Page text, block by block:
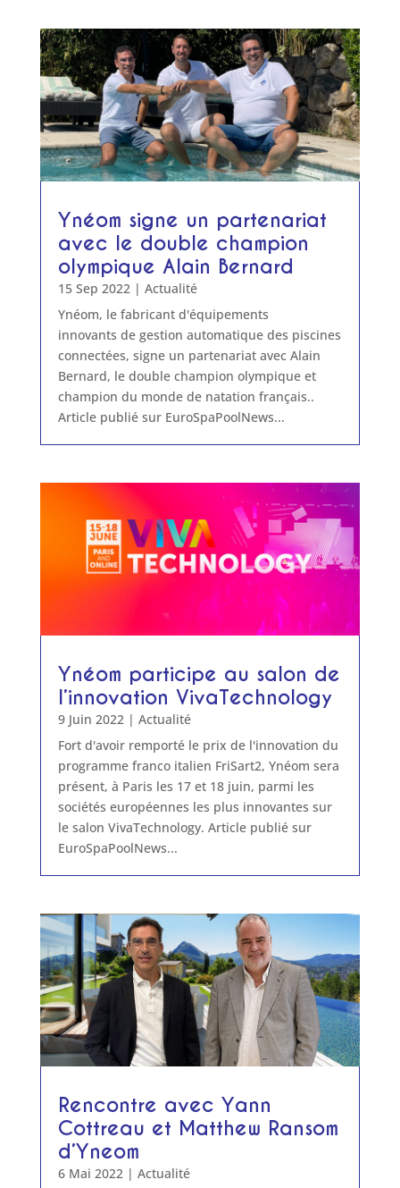
Ynéom signe un partenariat
avec le double champion
olympique Alain Bernard
15 Sep 2022| Actualité
Ynéom, le fabricant d'équipements
innovants de gestion automatique des piscines
connectées, signe un partenariat avec Alain
Bernard, le double champion olympique et
champion du monde de natation français..
Article publié sur EuroSpaPoolNews...
Ynéom participe au salon de
l’innovation VivaTechnology
9 Juin 2022| Actualité
Fort d'avoir remporté le prix de l'innovation du
programme franco italien FriSart2, Ynéom sera
présent, à Paris les 17 et 18 juin, parmi les
sociétés européennes les plus innovantes sur
le salon VivaTechnology. Article publié sur
EuroSpaPoolNews...
Rencontre avec Yann
Cottreau et Matthew Ransom
d’Yneom
6 Mai 2022| Actualité